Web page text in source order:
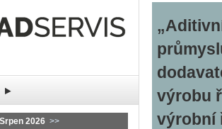
Srpen 2026 >>
výrobu
výrobní